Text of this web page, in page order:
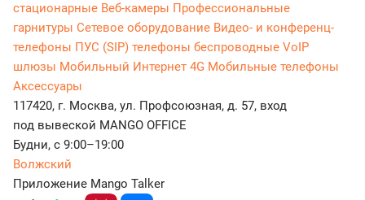
стационарные Веб-камеры Профессиональные
гарнитуры Сетевое оборудование Видео- и конференц-
телефоны ПУС (SIP) телефоны беспроводные VoIP
шлюзы Мобильный Интернет 4G Мобильные телефоны
Аксессуары
117420, г. Москва, ул. Профсоюзная, д. 57, вход
под вывеской MANGO OFFICE
Будни, с 9:00–19:00
Волжский
Приложение Mango Talker